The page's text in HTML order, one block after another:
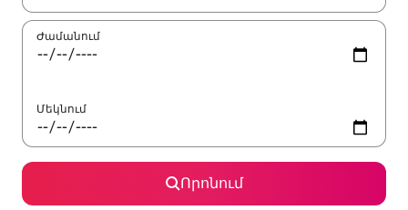
Ժամանում
Մեկնում
Որոնում